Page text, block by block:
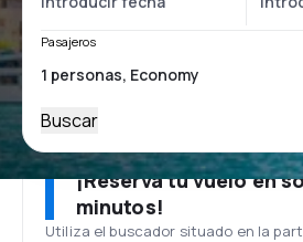
Pasajeros
Buscar
¡Reserva tu vuelo en
minutos!
Utiliza el buscador situado en la